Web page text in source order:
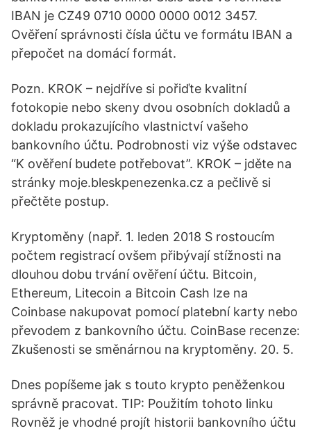
IBAN je CZ49 0710 0000 0000 0012 3457.
Ověření správnosti čísla účtu ve formátu IBAN a
přepočet na domácí formát.
Pozn. KROK – nejdříve si pořiďte kvalitní
fotokopie nebo skeny dvou osobních dokladů a
dokladu prokazujícího vlastnictví vašeho
bankovního účtu. Podrobnosti viz výše odstavec
“K ověření budete potřebovat”. KROK – jděte na
stránky moje.bleskpenezenka.cz a pečlivě si
přečtěte postup.
Kryptoměny (např. 1. leden 2018 S rostoucím
počtem registrací ovšem přibývají stížnosti na
dlouhou dobu trvání ověření účtu. Bitcoin,
Ethereum, Litecoin a Bitcoin Cash lze na
Coinbase nakupovat pomocí platební karty nebo
převodem z bankovního účtu. CoinBase recenze:
Zkušenosti se směnárnou na kryptoměny. 20. 5.
Dnes popíšeme jak s touto krypto peněženkou
správně pracovat. TIP: Použitím tohoto linku
Rovněž je vhodné projít historii bankovního účtu